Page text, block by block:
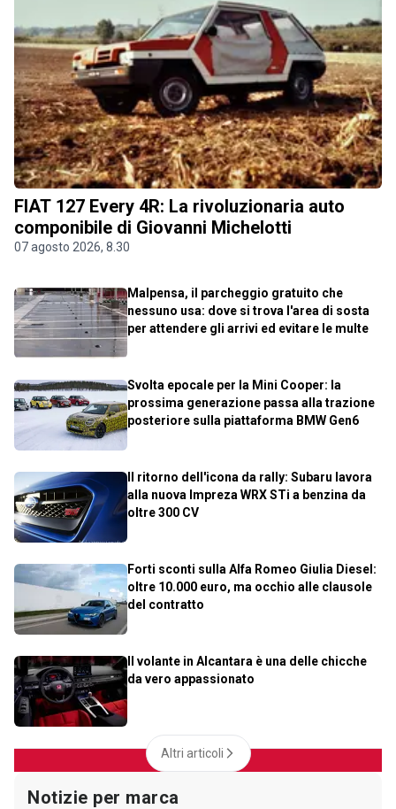
FIAT 127 Every 4R: La rivoluzionaria auto
componibile di Giovanni Michelotti
07 agosto 2026, 8.30
Malpensa, il parcheggio gratuito che
nessuno usa: dove si trova l'area di sosta
per attendere gli arrivi ed evitare le multe
Svolta epocale per la Mini Cooper: la
prossima generazione passa alla trazione
posteriore sulla piattaforma BMW Gen6
Il ritorno dell'icona da rally: Subaru lavora
alla nuova Impreza WRX STi a benzina da
oltre 300 CV
Forti sconti sulla Alfa Romeo Giulia Diesel:
oltre 10.000 euro, ma occhio alle clausole
del contratto
Il volante in Alcantara è una delle chicche
da vero appassionato
Altri articoli
Notizie per marca